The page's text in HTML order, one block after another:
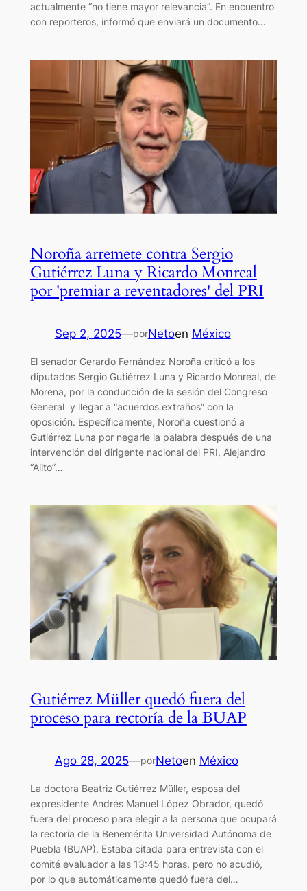
actualmente “no tiene mayor relevancia”. En encuentro
con reporteros, informó que enviará un documento…
Noroña arremete contra Sergio
Gutiérrez Luna y Ricardo Monreal
por 'premiar a reventadores' del PRI
Sep 2, 2025—porNetoen México
El senador Gerardo Fernández Noroña criticó a los
diputados Sergio Gutiérrez Luna y Ricardo Monreal, de
Morena, por la conducción de la sesión del Congreso
General y llegar a “acuerdos extraños” con la
oposición. Específicamente, Noroña cuestionó a
Gutiérrez Luna por negarle la palabra después de una
intervención del dirigente nacional del PRI, Alejandro
“Alito”…
Gutiérrez Müller quedó fuera del
proceso para rectoría de la BUAP
Ago 28, 2025—porNetoen México
La doctora Beatriz Gutiérrez Müller, esposa del
expresidente Andrés Manuel López Obrador, quedó
fuera del proceso para elegir a la persona que ocupará
la rectoría de la Benemérita Universidad Autónoma de
Puebla (BUAP). Estaba citada para entrevista con el
comité evaluador a las 13:45 horas, pero no acudió,
por lo que automáticamente quedó fuera del…